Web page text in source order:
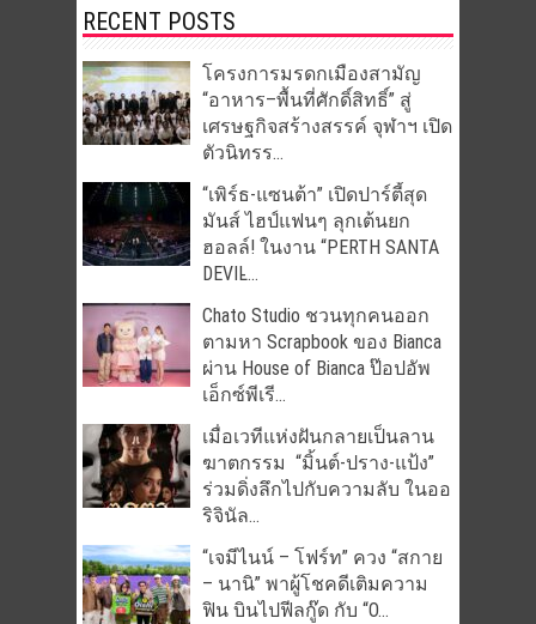
RECENT POSTS
โครงการมรดกเมืองสามัญ
“อาหาร–พื้นที่ศักดิ์สิทธิ์” สู่
เศรษฐกิจสร้างสรรค์ จุฬาฯ เปิด
ตัวนิทรร...
“เพิร์ธ-แซนต้า” เปิดปาร์ตี้สุด
มันส์ ไฮป์แฟนๆ ลุกเต้นยก
ฮอลล์! ในงาน “PERTH SANTA
DEVIL̵...
Chato Studio ชวนทุกคนออก
ตามหา Scrapbook ของ Bianca
ผ่าน House of Bianca ป๊อปอัพ
เอ็กซ์พีเรี...
เมื่อเวทีแห่งฝันกลายเป็นลาน
ฆาตกรรม “มิ้นต์-ปราง-แป้ง”
ร่วมดิ่งลึกไปกับความลับ ในออ
ริจินัล...
“เจมีไนน์ – โฟร์ท” ควง “สกาย
– นานิ” พาผู้โชคดีเติมความ
ฟิน บินไปฟีลกู๊ด กับ “O...